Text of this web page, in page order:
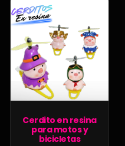
Cerdito en resina
para motos y
bicicletas